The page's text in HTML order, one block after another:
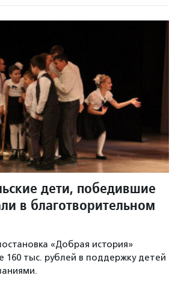
дети, победившие
в благотворительном
«Добрая история»
160 тыс. рублей в поддержку детей